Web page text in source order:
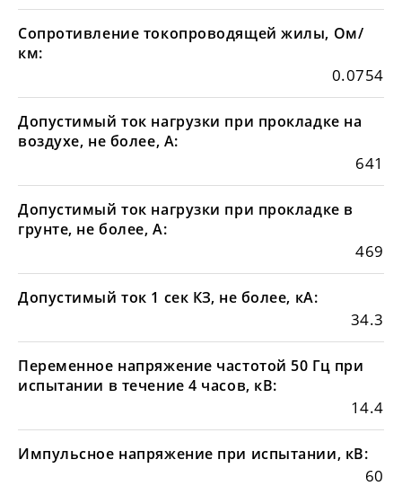
Сопротивление токопроводящей жилы, Ом/
км:
0.0754
Допустимый ток нагрузки при прокладке на
воздухе, не более, А:
641
Допустимый ток нагрузки при прокладке в
грунте, не более, А:
469
Допустимый ток 1 сек КЗ, не более, кА:
34.3
Переменное напряжение частотой 50 Гц при
испытании в течение 4 часов, кВ:
14.4
Импульсное напряжение при испытании, кВ:
60